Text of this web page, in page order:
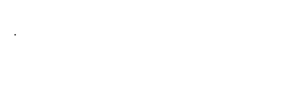
.